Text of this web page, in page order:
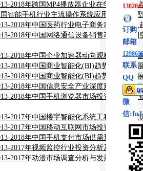
2018年跨国MP4播放器企业在华经营战略
智能手机行业主流操作系统应用状况及典
）2018年中国医药行业电子商务动态监测及
2018年中国网络通信设备销售动态及盈利
2018年中国企业加速器动向观察及发展战
2018年中国商业智能化(BI)趋势观察及发
2018年中国商业智能化(BI)趋势观察及发
2018年中国信息安全产业深度观察及发展
2018年中国手机浏览器市场投资商机深度
2017年中国楼宇智能化系统工程市场深度
2017年中国移动互联网市场投资价值评估
2018年中国手机支付市场供需形势研究与
2017年视频监控行业投资分析及深度研究
2017年动漫市场调查分析与发展趋势预测
订购
邮箱
联系
QQ
微
信